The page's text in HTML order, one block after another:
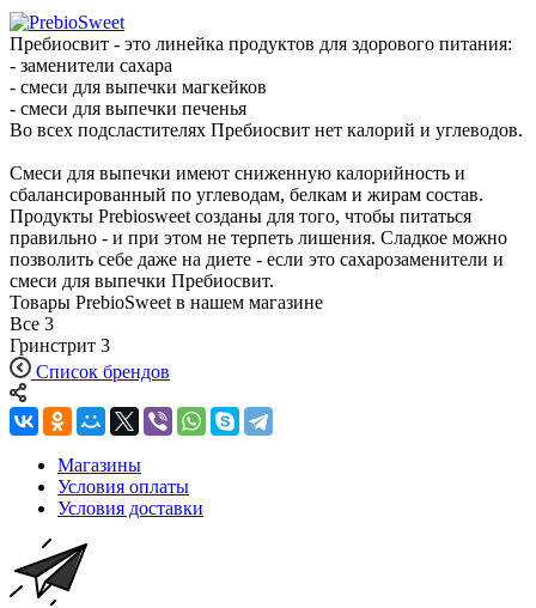
Пребиосвит - это линейка продуктов для здорового питания:
- заменители сахара
- смеси для выпечки магкейков
- смеси для выпечки печенья
Во всех подсластителях Пребиосвит нет калорий и углеводов.
Смеси для выпечки имеют сниженную калорийность и
сбалансированный по углеводам, белкам и жирам состав.
Продукты Prebiosweet созданы для того, чтобы питаться
правильно - и при этом не терпеть лишения. Сладкое можно
позволить себе даже на диете - если это сахарозаменители и
смеси для выпечки Пребиосвит.
Товары PrebioSweet в нашем магазине
Все 3
Гринстрит 3
Список брендов
Магазины
Условия оплаты
Условия доставки